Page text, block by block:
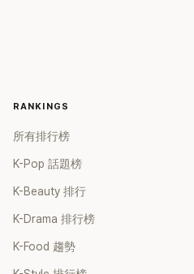
RANKINGS
所有排行榜
K-Pop 話題榜
K-Beauty 排行
K-Drama 排行榜
K-Food 趨勢